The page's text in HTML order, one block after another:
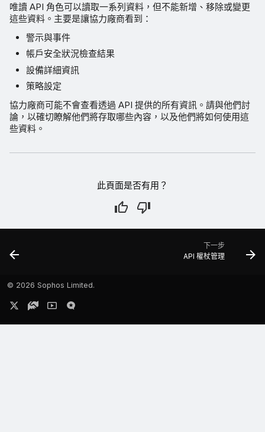
唯讀 API 角色可以讀取一系列資料，但不能新增、移除或變更
這些資料。主要是讓協力廠商看到：
警示與事件
帳戶安全狀況檢查結果
設備詳細資訊
策略設定
協力廠商可能不會查看透過 API 提供的所有資訊。請與他們討
論，以確切瞭解他們將存取哪些內容，以及他們將如何使用這
些資料。
此頁面是否有用？
下一步
API 權杖管理
© 2026 Sophos Limited.